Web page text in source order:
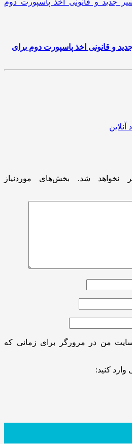
و قانونی اخذ پاسپورت دوم برای
آنلاین
نخواهد شد.
بخش‌های موردنیاز
من در مرورگر برای زمانی که
وارد کنید: